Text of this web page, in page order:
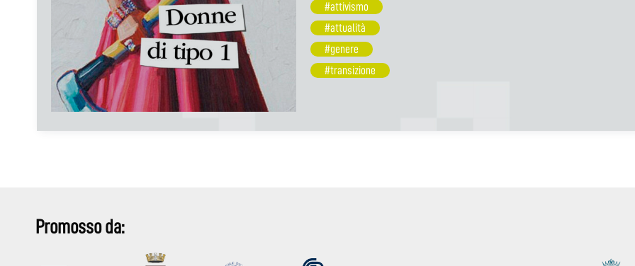
#attivismo
#attualità
#genere
#transizione
Promosso da: